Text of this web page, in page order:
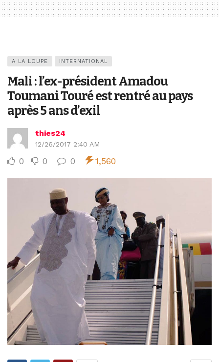
A LA LOUPE INTERNATIONAL
Mali : l’ex-président Amadou
Toumani Touré est rentré au pays
après 5 ans d’exil
thies24
12/26/2017 2:40 AM
0 0 0 1,560